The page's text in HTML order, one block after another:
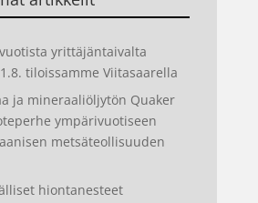
yrittäjäntaivalta
tiloissamme Viitasaarella
ja mineraaliöljytön Quaker
ympärivuotiseen
metsäteollisuuden
hiontanesteet